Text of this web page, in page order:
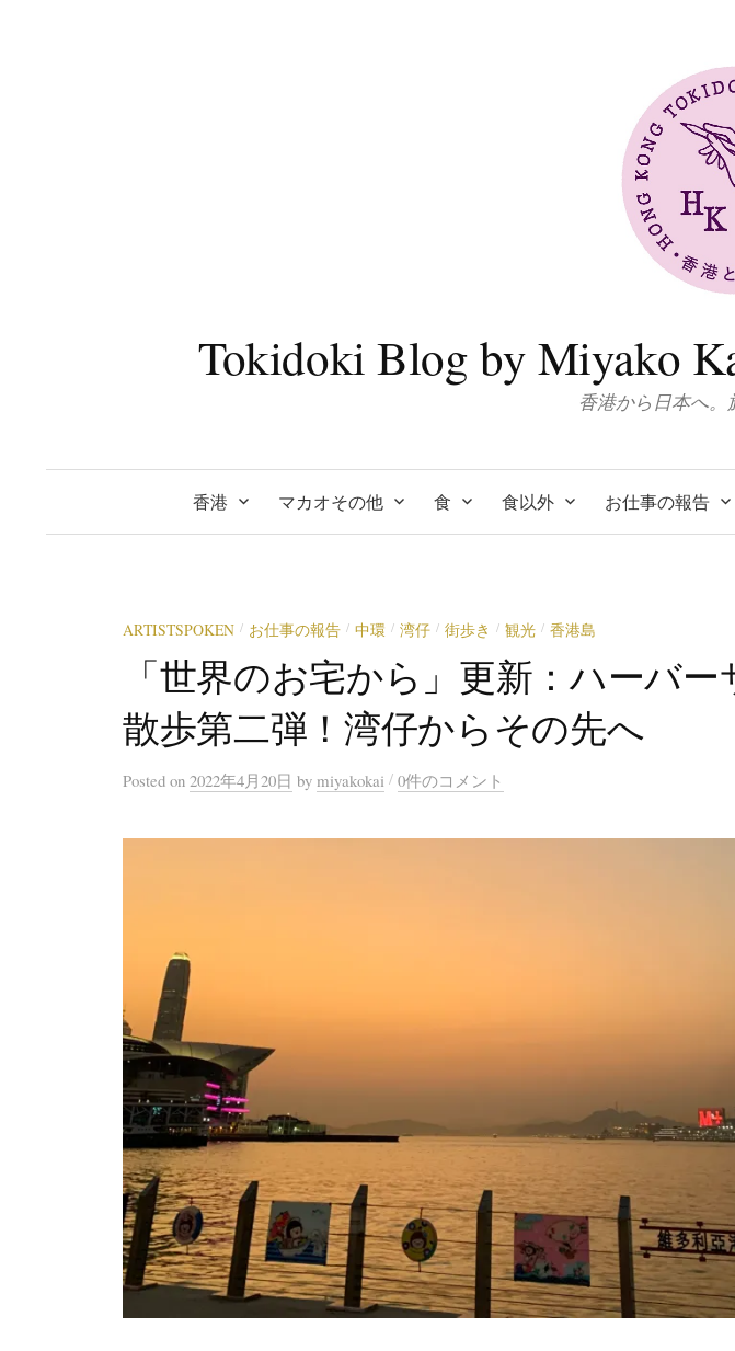
Tokidoki Blog by Miyako
香港から日本へ
香港 マカオその他 食 食以外 お仕事の報告
ARTISTSPOKEN / お仕事の報告 / 中環 / 湾仔 / 街歩き / 観光 / 香港島
「世界のお宅から」更新：ハーバ
散歩第二弾！湾仔からその先へ
Posted on 2022年4月20日 by miyakokai / 0件のコメント